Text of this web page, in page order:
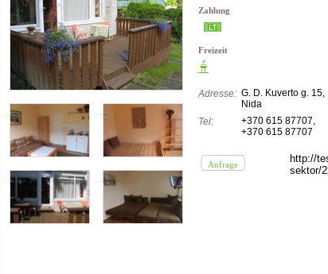
Zahlung
Freizeit
Adresse: G. D. Kuverto g. 15,
Nida
Tel:
+370 615 87707,
+370 615 87707
Anfrage
http://
sektor/